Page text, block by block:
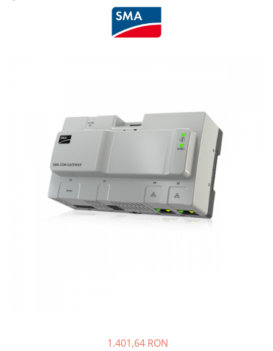
Cabluri semnalizare si control
Cabluri semnalizare incendiu
Cabluri semnalizare si control
1.401,64 RON